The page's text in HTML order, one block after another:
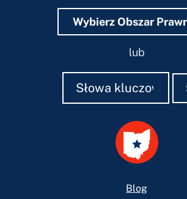
Wybierz Obszar
lub
Szukaj
Szukaj
Blog